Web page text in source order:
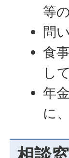
等
問
食
し
年
に